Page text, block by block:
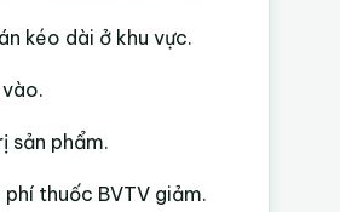
kéo dài ở khu vực.
sản phẩm.
thuốc BVTV giảm.